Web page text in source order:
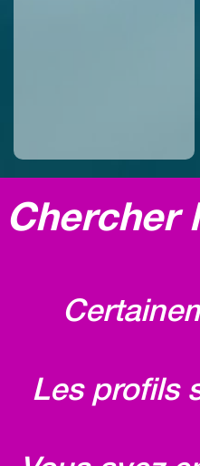
Chercher
Les profils